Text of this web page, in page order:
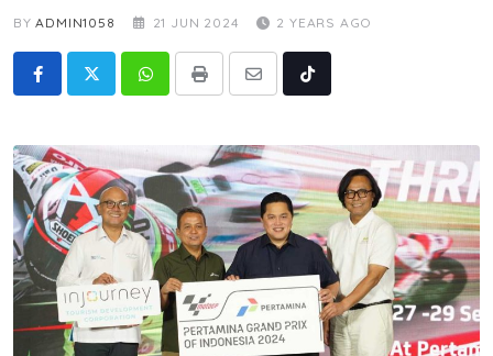
BYADMIN1058 21 JUN 2024 2 YEARS AGO
WhatsappPrint
Share
Tiktok